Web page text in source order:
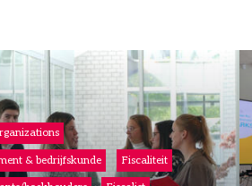
& bedrijfskunde Fiscaliteit